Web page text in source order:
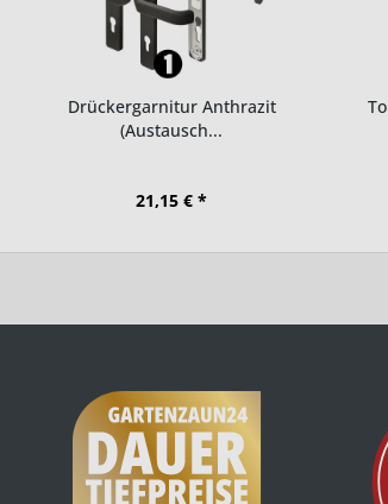
Drückergarnitur Anthrazit
(Austausch...
21,15 € *